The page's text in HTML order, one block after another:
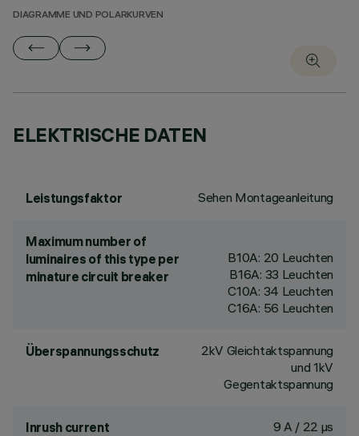
DIAGRAMME UND POLARKURVEN
ELEKTRISCHE DATEN
Leistungsfaktor Sehen Montageanleitung
Maximum number of
luminaires of this type per
minature circuit breaker
B10A: 20 Leuchten
B16A: 33 Leuchten
C10A: 34 Leuchten
C16A: 56 Leuchten
Überspannungsschutz
2kV Gleichtaktspannung
und 1kV
Gegentaktspannung
Inrush current 9 A / 22 µs